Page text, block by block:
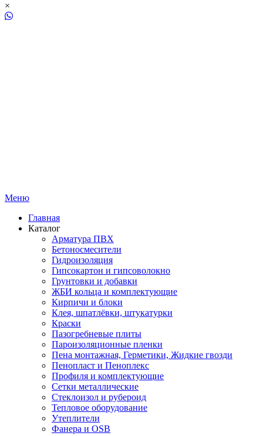
×
Меню
Главная
Каталог
Арматура ПВХ
Бетоносмесители
Гидроизоляция
Гипсокартон и гипсоволокно
Грунтовки и добавки
ЖБИ кольца и комплектующие
Кирпичи и блоки
Клея, шпатлёвки, штукатурки
Краски
Пазогребневые плиты
Пароизоляционные пленки
Пена монтажная, Герметики, Жидкие гвозди
Пенопласт и Пеноплекс
Профиля и комплектующие
Сетки металлические
Стеклоизол и рубероид
Тепловое оборудование
Утеплители
Фанера и OSB